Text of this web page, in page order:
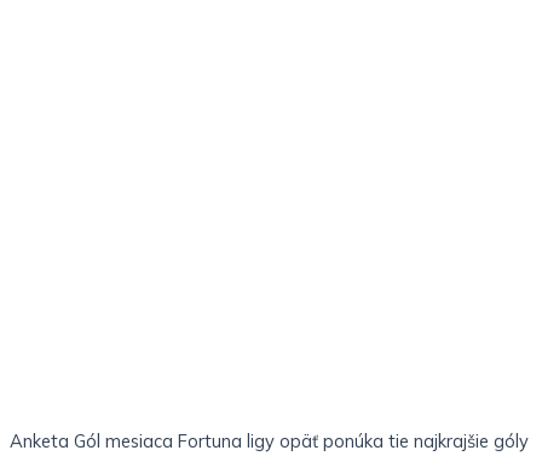
Anketa Gól mesiaca Fortuna ligy opäť ponúka tie najkrajšie góly